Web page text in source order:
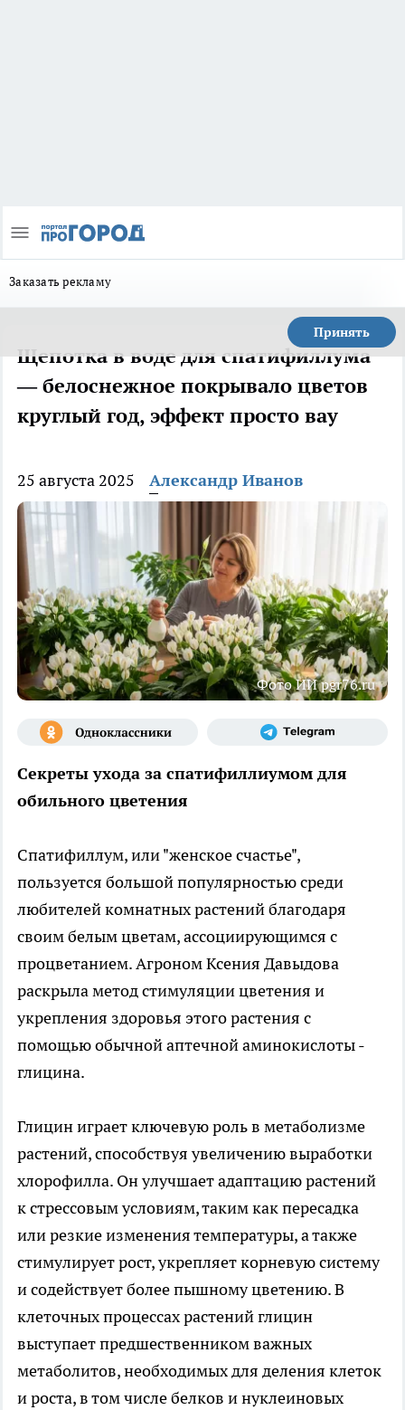
Заказать рекламу
Принять
Щепотка в воде для спатифиллума
— белоснежное покрывало цветов
круглый год, эффект просто вау
25 августа 2025 Александр Иванов
Фото ИИ pgr76.ru
Секреты ухода за спатифиллиумом для
обильного цветения
Спатифиллум, или "женское счастье",
пользуется большой популярностью среди
любителей комнатных растений благодаря
своим белым цветам, ассоциирующимся с
процветанием. Агроном Ксения Давыдова
раскрыла метод стимуляции цветения и
укрепления здоровья этого растения с
помощью обычной аптечной аминокислоты -
глицина.
Глицин играет ключевую роль в метаболизме
растений, способствуя увеличению выработки
хлорофилла. Он улучшает адаптацию растений
к стрессовым условиям, таким как пересадка
или резкие изменения температуры, а также
стимулирует рост, укрепляет корневую систему
и содействует более пышному цветению. В
клеточных процессах растений глицин
выступает предшественником важных
метаболитов, необходимых для деления клеток
и роста, в том числе белков и нуклеиновых